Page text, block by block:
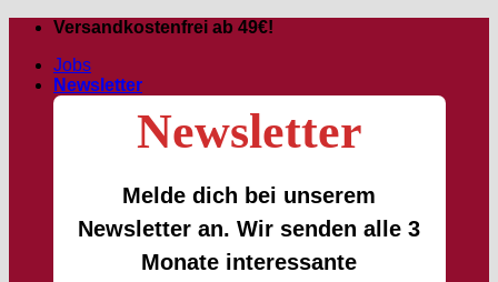
Passer
contenu
Versandkostenfrei ab 49€!
Jobs
Newsletter
Newsletter
Melde dich bei unserem
Newsletter an. Wir senden alle 3
Monate interessante